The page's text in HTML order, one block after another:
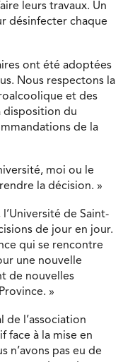
leurs travaux. Un
désinfecter chaque
ont été adoptées
Nous respectons la
et des
disposition du
de la
moi ou le
la décision. »
de Saint-
de jour en jour.
qui se rencontre
une nouvelle
de nouvelles
»
de l’association
face à la mise en
n’avons pas eu de